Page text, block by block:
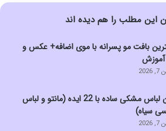
این مطلب را هم دیده اند
بافت مو پسرانه با موی اضافه+ عکس و
آموزش
تزیین لباس مشکی ساده با 22 ایده (مانتو و لباس
سیاه)